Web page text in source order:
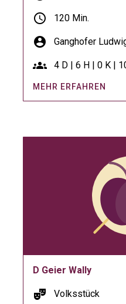
schedule 120 Min.
account_circle Ganghofer
groups 4 D | 6 H | 0 K |
MEHR ERFAHREN
D Geier Wally
theater_comedy Volksstück